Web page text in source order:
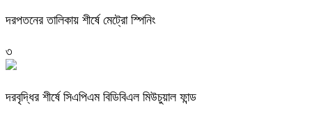
দরপতনের তালিকায় শীর্ষে মেট্রো স্পিনিং
৩
দরবৃদ্ধির শীর্ষে সিএপিএম বিডিবিএল মিউচুয়াল ফান্ড